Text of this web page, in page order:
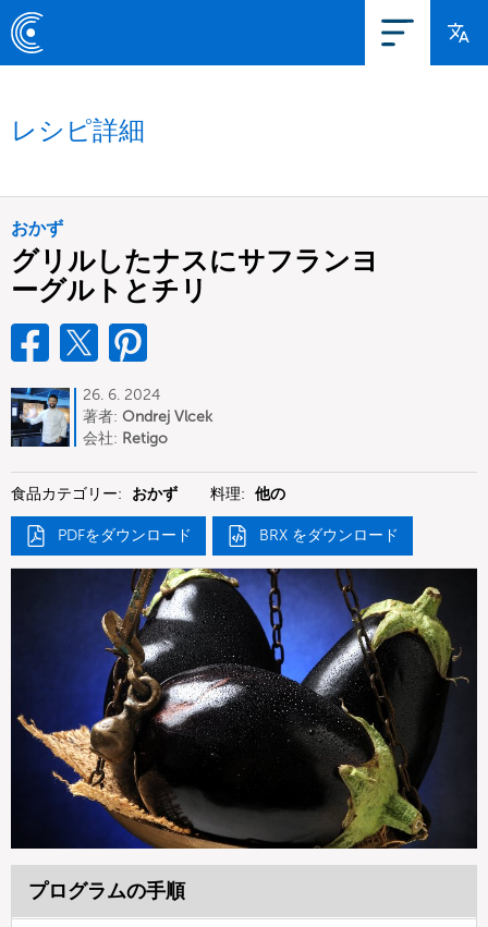
レシピ詳細
おかず
グリルしたナスにサフランヨ
ーグルトとチリ
26. 6. 2024
著者: Ondrej Vlcek
会社: Retigo
食品カテゴリー: おかず 料理: 他の
PDFをダウンロード BRX をダウンロード
プログラムの手順